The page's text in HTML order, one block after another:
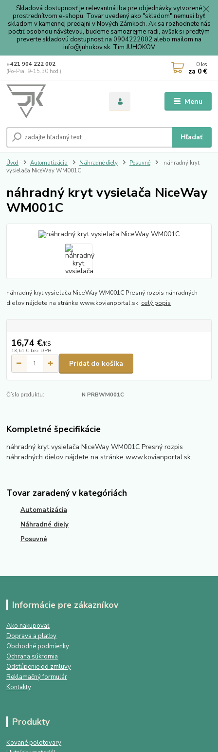
Skladová dostupnosť je relevantná iba pre objednávky vytvorené
prostrednítvom e-shopu. Tovar uvedený ako "skladom" nemusí byť
skladom v kamennej predajni v Nových Zámkoch. Ak sa rozhodnete nás
poctiť osobnou návštevou, budeme samozrejme radi, avšak si predtým
preverte skladovú dostupnosť na 0904222002 alebo mailom na
info@juhokov.sk. Tím JUHOKOV
Menu
Hľadať
+421 904 222 002
(Po-Pia, 9-15.30 hod.)
0 ks
za 0 €
Úvod Automatizácia Náhradné diely Posuvné
náhradný kryt
vysielača NiceWay WM001C
náhradný kryt vysielača NiceWay
WM001C
náhradný kryt vysielača NiceWay WM001C Presný rozpis náhradných
dielov nájdete na stránke www.kovianportal.sk. celý popis
16,74 €/KS
13,61 € bez DPH
Pridať do košíka
Číslo produktu: N PRBWM001C
Kompletné špecifikácie
náhradný kryt vysielača NiceWay WM001C Presný rozpis
náhradných dielov nájdete na stránke www.kovianportal.sk.
Tovar zaradený v kategóriách
Automatizácia
Náhradné diely
Posuvné
Informácie pre zákazníkov
Ako nakupovať
Doprava a platby
Obchodné podmienky
Ochrana súkromia
Odstúpenie od zmluvy
Reklamačný formulár
Kontakty
Produkty
Kované polotovary